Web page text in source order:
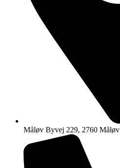
Måløv Byvej 229, 2760 Måløv